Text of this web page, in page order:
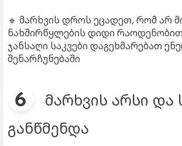
🔹 მარხვის დროს ეცადეთ, რომ არ
ნახშირწყლების დიდი რაოდენობით
ჯანსაღი საკვები დაგეხმარებათ
შენარჩუნებაში
მარხვის არსი
განწმენდა